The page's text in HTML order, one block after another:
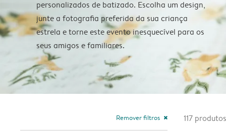
personalizados de batizado. Escolha um design,
junte a fotografia preferida da sua criança
estrela e torne este evento inesquecível para os
seus amigos e familiares.
Remover filtros close 117 produtos